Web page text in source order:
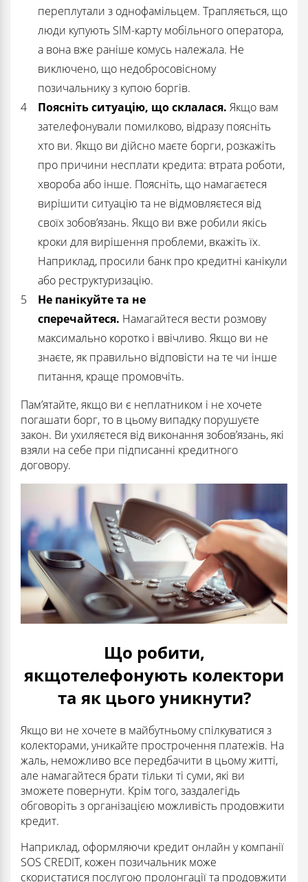
переплутали з однофамільцем. Трапляється, що
люди купують SIM-карту мобільного оператора,
а вона вже раніше комусь належала. Не
виключено, що недобросовісному
позичальнику з купою боргів.
Поясніть ситуацію, що склалася. Якщо вам
зателефонували помилково, відразу поясніть
хто ви. Якщо ви дійсно маєте борги, розкажіть
про причини несплати кредита: втрата роботи,
хвороба або інше. Поясніть, що намагаєтеся
вирішити ситуацію та не відмовляєтеся від
своїх зобов’язань. Якщо ви вже робили якісь
кроки для вирішення проблеми, вкажіть їх.
Наприклад, просили банк про кредитні канікули
або реструктуризацію.
Не панікуйте та не
сперечайтеся. Намагайтеся вести розмову
максимально коротко і ввічливо. Якщо ви не
знаєте, як правильно відповісти на те чи інше
питання, краще промовчіть.
Пам’ятайте, якщо ви є неплатником і не хочете
погашати борг, то в цьому випадку порушуєте
закон. Ви ухиляєтеся від виконання зобов’язань, які
взяли на себе при підписанні кредитного
договору.
Що робити,
якщотелефонують колектори
та як цього уникнути?
Якщо ви не хочете в майбутньому спілкуватися з
колекторами, уникайте прострочення платежів. На
жаль, неможливо все передбачити в цьому житті,
але намагайтеся брати тільки ті суми, які ви
зможете повернути. Крім того, заздалегідь
обговоріть з організацією можливість продовжити
кредит.
Наприклад, оформляючи кредит онлайн у компанії
SOS CREDIT, кожен позичальник може
скористатися послугою пролонгації та продовжити